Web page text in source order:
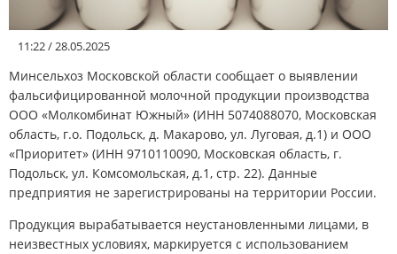
СПОРТ
Меню
РЕДАКЦИЯ
РЕКЛАМОДАТЕЛЯМ
КОНТАКТЫ
11:22 / 28.05.2025
Минсельхоз Московской области сообщает о выявлении
фальсифицированной молочной продукции производства
ООО «Молкомбинат Южный» (ИНН 5074088070, Московская
область, г.о. Подольск, д. Макарово, ул. Луговая, д.1) и ООО
«Приоритет» (ИНН 9710110090, Московская область, г.
Подольск, ул. Комсомольская, д.1, стр. 22). Данные
предприятия не зарегистрированы на территории России.
Продукция вырабатывается неустановленными лицами, в
неизвестных условиях, маркируется с использованием